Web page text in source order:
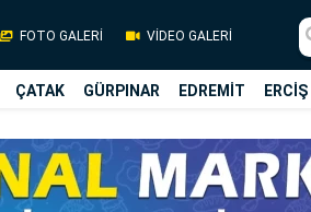
FOTO GALERİ VİDEO GALERİ
ÇATAK GÜRPINAR EDREMİT ERCİŞ